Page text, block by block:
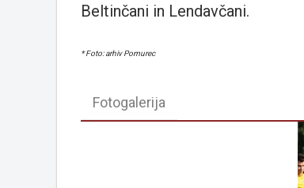
Beltinčani in Lendavčani.
* Foto: arhiv Pomurec
Fotogalerija